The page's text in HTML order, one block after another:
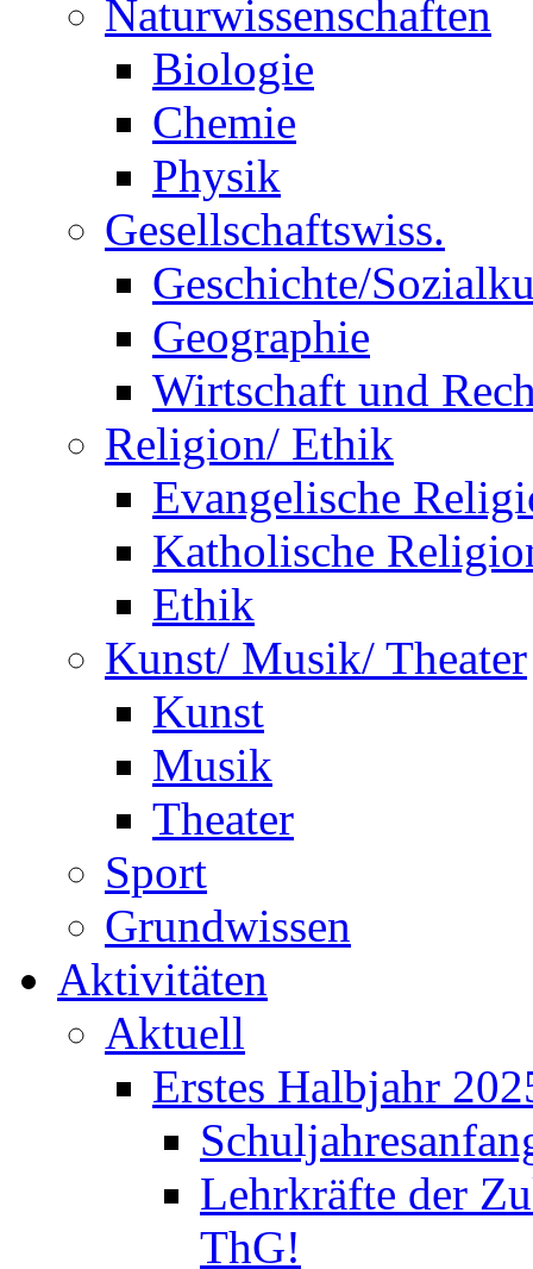
Naturwissenschaften
Biologie
Chemie
Physik
Gesellschaftswiss.
Geschichte/
Geographie
Wirtschaft und
Religion/ Ethik
Evangelische
Katholische
Ethik
Kunst/ Musik/ Theater
Kunst
Musik
Theater
Sport
Grundwissen
Aktivitäten
Aktuell
Erstes Halbjahr
Lehrkräfte der
ThG!